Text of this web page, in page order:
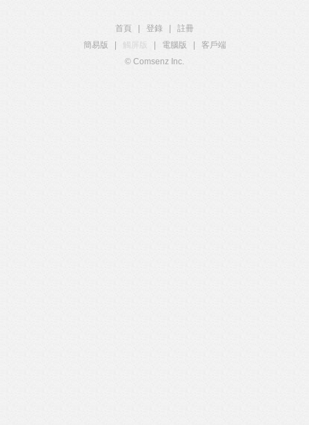
首頁 登錄
註冊
簡易版
觸屏版 電腦版
客戶端
© Comsenz Inc.